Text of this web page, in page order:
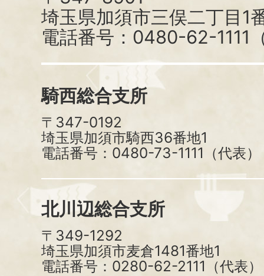
埼玉県加須市三俣二丁目1
電話番号：0480-62-1111
騎西総合支所
〒347-0192
埼玉県加須市騎西36番地1
電話番号：0480-73-1111（代表）
北川辺総合支所
〒349-1292
埼玉県加須市麦倉1481番地1
電話番号：0280-62-2111（代表）